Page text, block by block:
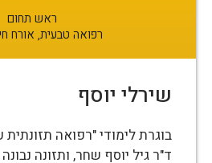
ראש תחום
רפואה טבעית, אורח
שירלי יוסף
בוגרת לימודי "רפואה
ד"ר גיל יוסף שחר, ותזונה